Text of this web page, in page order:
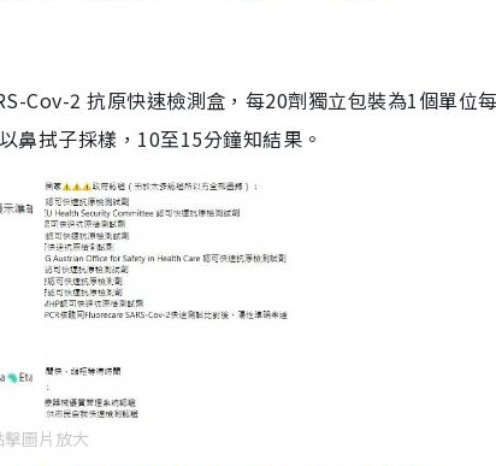
Cov-2 抗原快速檢測盒，每20劑獨立包裝為1個單位
鼻拭子採樣，10至15分鐘知結果。
擊圖片放大